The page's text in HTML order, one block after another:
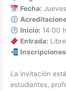
Fecha:
Inicio: 14:00
Entrada:
La invitación
estudiantes,